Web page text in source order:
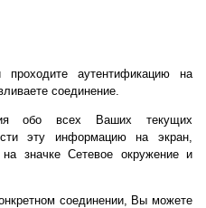
проходите аутентификацию на
соединение.
обо всех Ваших текущих
эту информацию на экран,
значке Сетевое окружение и
соединении, Вы можете